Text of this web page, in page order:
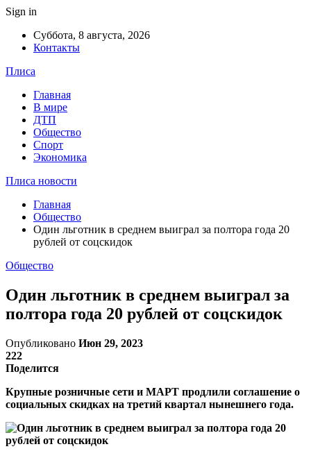
Sign in
Суббота, 8 августа, 2026
Контакты
Плиса
Главная
В мире
ДТП
Общество
Спорт
Экономика
Плиса новости
Главная
Общество
Один льготник в среднем выиграл за полтора года 20
рублей от соцскидок
Общество
Один льготник в среднем выиграл за
полтора года 20 рублей от соцскидок
Опубликовано Июн 29, 2023
222
Поделится
Крупные розничные сети и МАРТ продлили соглашение о
социальных скидках на третий квартал нынешнего года.